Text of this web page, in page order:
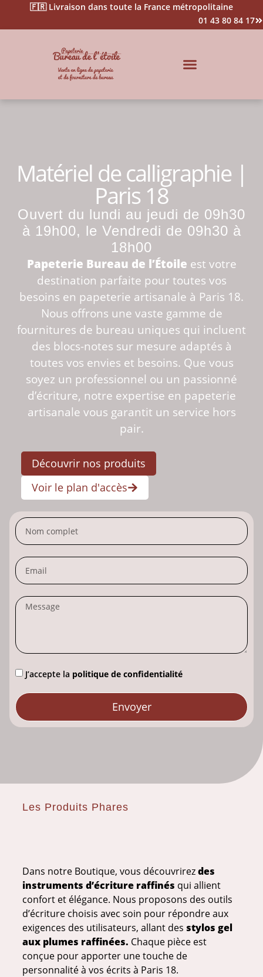
🇫🇷 Livraison dans toute la France métropolitaine
01 43 80 84 17
Matériel de calligraphie |
Paris 18
Ouvert du lundi au jeudi de 09h30
à 19h00, le Vendredi de 09h30 à
18h00
Papeterie Bureau de l’Étoile est votre
destination parfaite pour toutes vos
besoins en papeterie artisanale à Paris 18.
Nous offrons une vaste gamme de
fournitures de bureau uniques qui incluent
des blocs-notes sur mesure adaptés à
toutes vos envies et besoins. Que vous
soyez un professionnel ou un passionné
d’écriture, notre expertise en papeterie
artisanale vous garantit un service hors
pair.
Découvrir nos produits
Voir le plan d'accès
J’accepte la politique de confidentialité
Envoyer
Les Produits Phares
Dans notre Boutique, vous découvrirezdes
instruments d’écriture raffinés qui allient
confort et élégance. Nous proposons des outils
d’écriture choisis avec soin pour répondre aux
exigences des utilisateurs, allant des stylos gel
aux plumes raffinées. Chaque pièce est
conçue pour apporter une touche de
personnalité à vos écrits à Paris 18.